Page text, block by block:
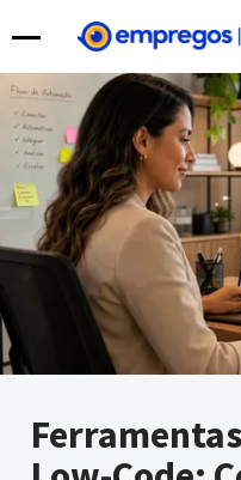
Pular para o conteúdo